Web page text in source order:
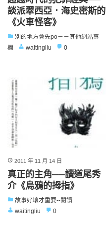
談派翠西亞．海史密斯的
《火車怪客》
別的地方會先po－－其他網站專
欄
waitingliu 0
2011 年 11 月 14 日
真正的主角──讀道尾秀
介《烏鴉的拇指》
故事好壞才重要--閱讀
waitingliu
0